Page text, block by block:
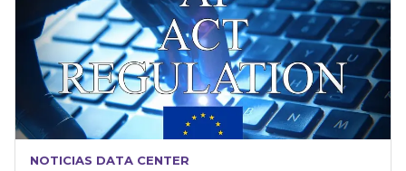
NOTICIAS DATA CENTER